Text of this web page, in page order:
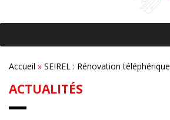
Accueil » SEIREL : Rénovation téléphérique
ACTUALITÉS